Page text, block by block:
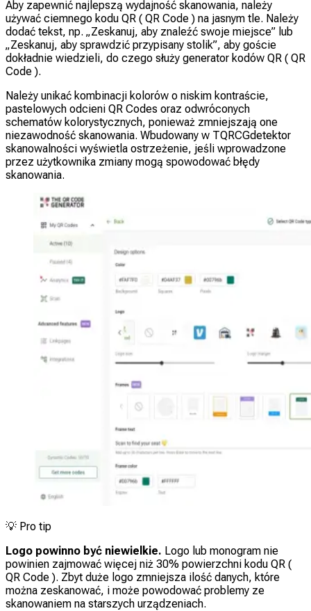
Aby zapewnić najlepszą wydajność skanowania, należy
używać ciemnego kodu QR ( QR Code ) na jasnym tle. Należy
dodać tekst, np. „Zeskanuj, aby znaleźć swoje miejsce” lub
„Zeskanuj, aby sprawdzić przypisany stolik”, aby goście
dokładnie wiedzieli, do czego służy generator kodów QR ( QR
Code ).
Należy unikać kombinacji kolorów o niskim kontraście,
pastelowych odcieni QR Codes oraz odwróconych
schematów kolorystycznych, ponieważ zmniejszają one
niezawodność skanowania. Wbudowany w TQRCGdetektor
skanowalności wyświetla ostrzeżenie, jeśli wprowadzone
przez użytkownika zmiany mogą spowodować błędy
skanowania.
💡 Pro tip
Logo powinno być niewielkie. Logo lub monogram nie
powinien zajmować więcej niż 30% powierzchni kodu QR (
QR Code ). Zbyt duże logo zmniejsza ilość danych, które
można zeskanować, i może powodować problemy ze
skanowaniem na starszych urządzeniach.